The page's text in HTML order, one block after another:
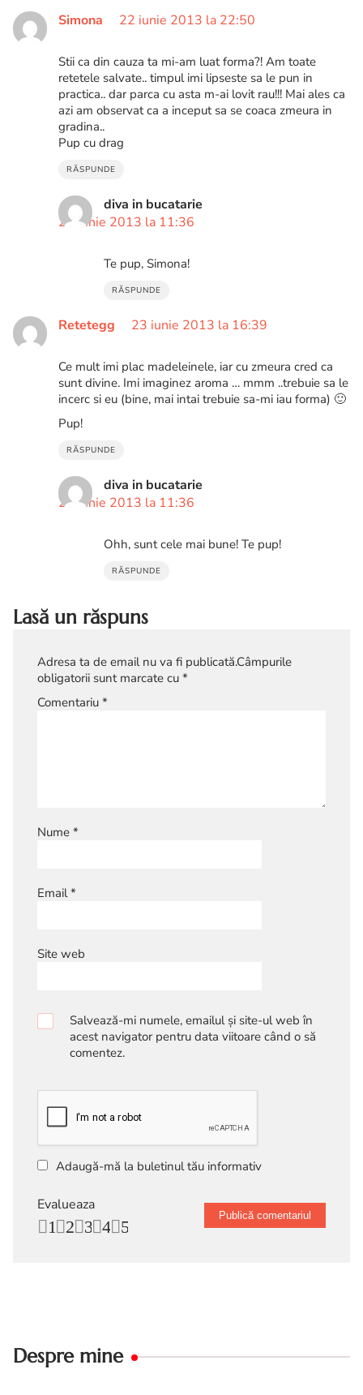
Simona 22 iunie 2013 la 22:50
Stii ca din cauza ta mi-am luat forma?! Am toate
retetele salvate.. timpul imi lipseste sa le pun in
practica.. dar parca cu asta m-ai lovit rau!!! Mai ales ca
azi am observat ca a inceput sa se coaca zmeura in
gradina..
Pup cu drag
RĂSPUNDE
diva in bucatarie
24 iunie 2013 la 11:36
Te pup, Simona!
RĂSPUNDE
Retetegg 23 iunie 2013 la 16:39
Ce mult imi plac madeleinele, iar cu zmeura cred ca
sunt divine. Imi imaginez aroma … mmm ..trebuie sa le
incerc si eu (bine, mai intai trebuie sa-mi iau forma) 🙂
Pup!
RĂSPUNDE
diva in bucatarie
24 iunie 2013 la 11:36
Ohh, sunt cele mai bune! Te pup!
RĂSPUNDE
Lasă un răspuns
Adresa ta de email nu va fi publicată.Câmpurile
obligatorii sunt marcate cu *
Comentariu *
Nume *
Email*
Site web
Salvează-mi numele, emailul și site-ul web în
acest navigator pentru data viitoare când o să
comentez.
Adaugă-mă la buletinul tău informativ
Evalueaza
5
4
3
2
1
Despre mine